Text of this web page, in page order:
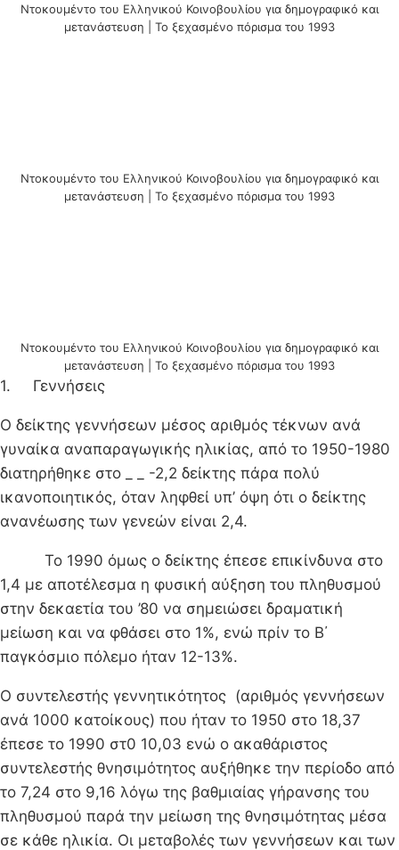
Ντοκουμέντο του Ελληνικού Κοινοβουλίου για δημογραφικό και
μετανάστευση | Το ξεχασμένο πόρισμα του 1993
Ντοκουμέντο του Ελληνικού Κοινοβουλίου για δημογραφικό και
μετανάστευση | Το ξεχασμένο πόρισμα του 1993
Ντοκουμέντο του Ελληνικού Κοινοβουλίου για δημογραφικό και
μετανάστευση | Το ξεχασμένο πόρισμα του 1993
1. Γεννήσεις
Ο δείκτης γεννήσεων μέσος αριθμός τέκνων ανά
γυναίκα αναπαραγωγικής ηλικίας, από το 1950-1980
διατηρήθηκε στο _ _ -2,2 δείκτης πάρα πολύ
ικανοποιητικός, όταν ληφθεί υπ’ όψη ότι ο δείκτης
ανανέωσης των γενεών είναι 2,4.
Το 1990 όμως ο δείκτης έπεσε επικίνδυνα στο
1,4 με αποτέλεσμα η φυσική αύξηση του πληθυσμού
στην δεκαετία του ’80 να σημειώσει δραματική
μείωση και να φθάσει στο 1%, ενώ πρίν το Β΄
παγκόσμιο πόλεμο ήταν 12-13%.
Ο συντελεστής γεννητικότητος (αριθμός γεννήσεων
ανά 1000 κατοίκους) που ήταν το 1950 στο 18,37
έπεσε το 1990 στ0 10,03 ενώ ο ακαθάριστος
συντελεστής θνησιμότητος αυξήθηκε την περίοδο από
το 7,24 στο 9,16 λόγω της βαθμιαίας γήρανσης του
πληθυσμού παρά την μείωση της θνησιμότητας μέσα
σε κάθε ηλικία. Οι μεταβολές των γεννήσεων και των